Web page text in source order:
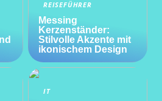
REISEFÜHRER
Messing
Kerzenständer:
Stilvolle Akzente mit
ikonischem Design
IT